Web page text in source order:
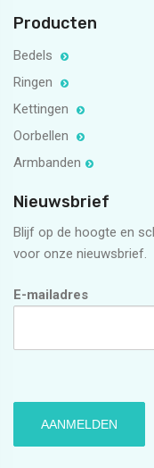
Producten
Bedels
Ringen
Kettingen
Oorbellen
Armbanden
Nieuwsbrief
Blijf op de hoogte en
voor onze nieuwsbrief.
E-mailadres